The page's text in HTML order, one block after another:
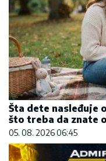
Šta dete nasleđuje
što treba da znate
05. 08. 2026 06:45